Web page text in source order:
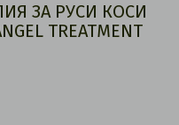
ЗА РУСИ КОСИ
TREATMENT